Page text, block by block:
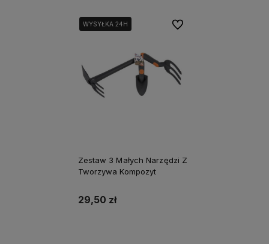
WYSYŁKA 24H
Zestaw 3 Małych Narzędzi Z
Tworzywa Kompozyt
29,50 zł
Do ulubionych